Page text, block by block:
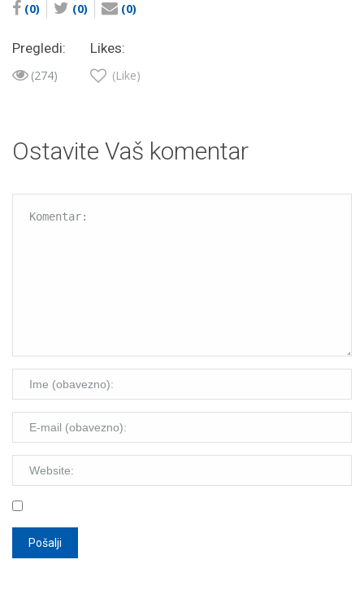
(0) (0) (0)
Pregledi:
(274)
Likes:
(Like)
Ostavite Vaš komentar